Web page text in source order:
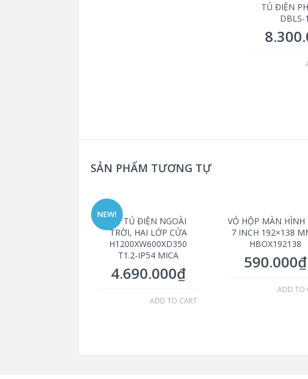
TỦ ĐIỆN
DBLS-
SẢN PHẨM TƯƠNG TỰ
NEW!
VỎ TỦ ĐIỆN NGOÀI
TRỜI, HAI LỚP CỬA
H1200XW600XD350
T1.2-IP54 MICA
4.690.000₫
ADD TO CART
VỎ HỘP MÀN HÌNH
7 INCH 192×138
HBOX192138
590.000₫
ADD TO